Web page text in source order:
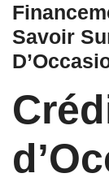
Savoir